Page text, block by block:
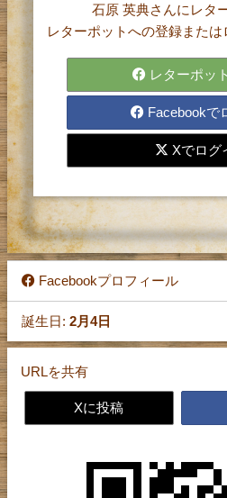
レターポット(α)は、
1文字5円で購入したポイン
気持ちを伝えたい相手に手
贈ることができるサービスで
レターの送受信をするには、
登録が必要です。
お手数ですが、まず登録を
石原 英典さんにレタ
レターポットへの登録または
レターポッ
Facebookで
Xでログ
Facebookプロフィール
誕生日: 2月4日
URLを共有
Xに投稿